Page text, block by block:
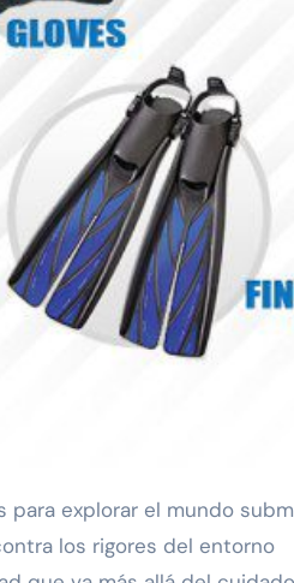
los rigores del entorno